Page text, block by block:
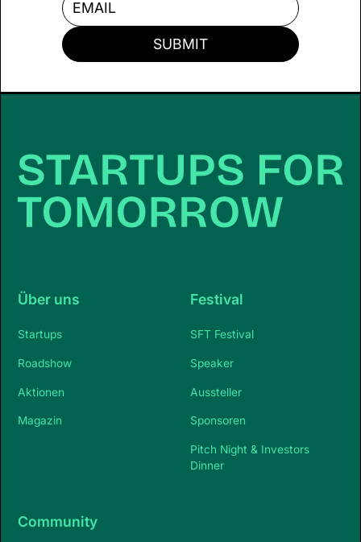
Über uns
Startups
Roadshow
Aktionen
Magazin
Festival
SFT Festival
Speaker
Aussteller
Sponsoren
Pitch Night & Investors
Dinner
Community